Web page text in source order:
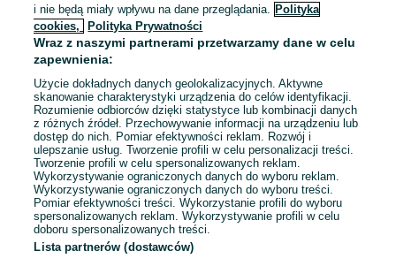
To ogłoszenie nie jest już dostępne
Przejdź na stronę główną
i nie będą miały wpływu na dane przeglądania. Polityka
cookies,
Polityka Prywatności
Wraz z naszymi partnerami przetwarzamy dane w celu
zapewnienia:
Użycie dokładnych danych geolokalizacyjnych. Aktywne
skanowanie charakterystyki urządzenia do celów identyfikacji.
Rozumienie odbiorców dzięki statystyce lub kombinacji danych
z różnych źródeł. Przechowywanie informacji na urządzeniu lub
dostęp do nich. Pomiar efektywności reklam. Rozwój i
ulepszanie usług. Tworzenie profili w celu personalizacji treści.
Tworzenie profili w celu spersonalizowanych reklam.
Wykorzystywanie ograniczonych danych do wyboru reklam.
Wykorzystywanie ograniczonych danych do wyboru treści.
Pomiar efektywności treści. Wykorzystanie profili do wyboru
spersonalizowanych reklam. Wykorzystywanie profili w celu
doboru spersonalizowanych treści.
Lista partnerów (dostawców)